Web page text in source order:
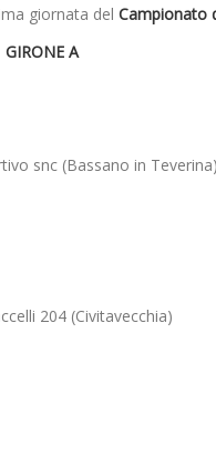
giornata del Campionato
GIRONE A
snc (Bassano in Teverina)
204 (Civitavecchia)